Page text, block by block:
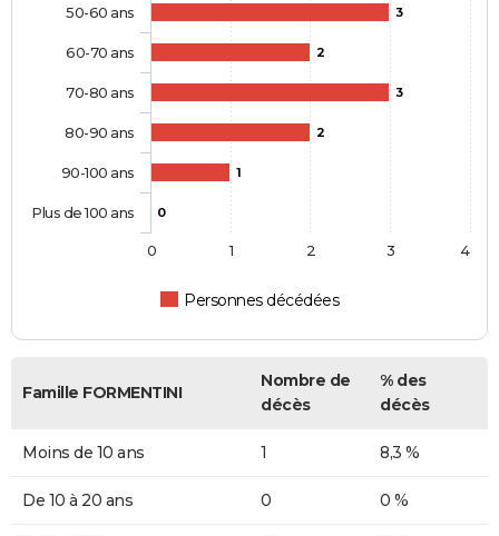
3
2
3
2
1
0
Personnes décédées
50-60 ans
60-70 ans
70-80 ans
80-90 ans
90-100 ans
Plus de 100 ans
0 1 2 3 4
Famille FORMENTINI
Nombre de
décès
% des
décès
Moins de 10 ans 1 8,3 %
De 10 à 20 ans 0 0 %